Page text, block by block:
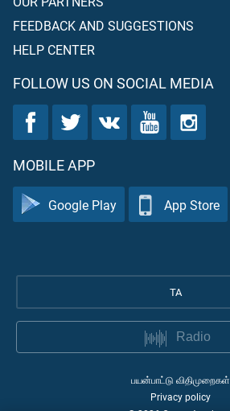
FEEDBACK AND SUGGESTIONS
HELP CENTER
FOLLOW US ON SOCIAL MEDIA
MOBILE APP
Google Play App Store
TA
Radio
பயன்பாட்டு விதிமுறைகள்
Privacy policy